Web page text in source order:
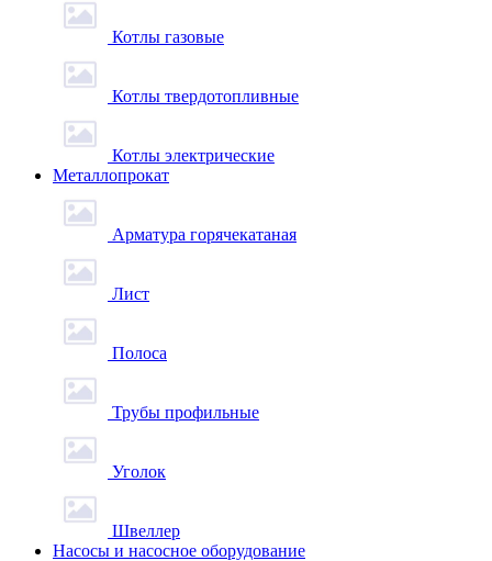
Котлы газовые
Котлы твердотопливные
Котлы электрические
Металлопрокат
Арматура горячекатаная
Лист
Полоса
Трубы профильные
Уголок
Швеллер
Насосы и насосное оборудование